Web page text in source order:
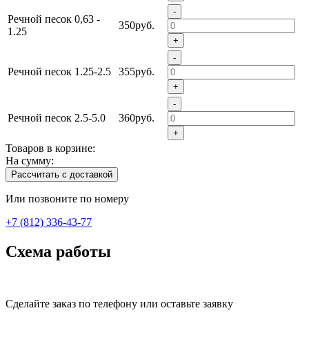
Речной песок 0,63 -
1.25
350руб.
-
+
Речной песок 1.25-2.5 355руб.
-
+
Речной песок 2.5-5.0 360руб.
-
+
Товаров в корзине:
На сумму:
Рассчитать с доставкой
Или позвоните по номеру
+7 (812) 336-43-77
Схема работы
Сделайте заказ по телефону или оставьте заявку